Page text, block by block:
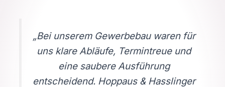
„Bei unserem Gewerbebau waren für
uns klare Abläufe, Termintreue und
eine saubere Ausführung
entscheidend. Hoppaus & Hasslinger